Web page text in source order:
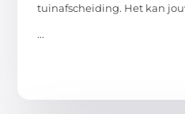
tuinafscheiding. Het kan
...